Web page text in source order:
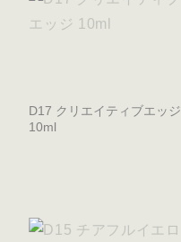
D17 クリエイティブエッジ
10ml